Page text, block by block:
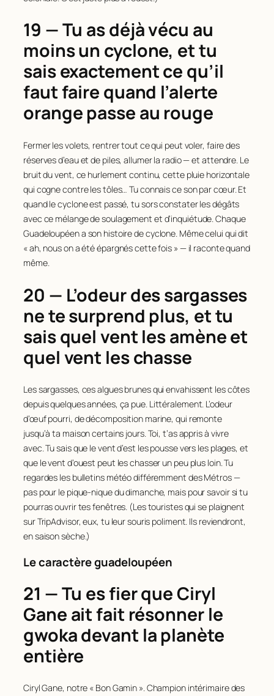
19 — Tu as déjà vécu au
moins un cyclone, et tu
sais exactement ce qu’il
faut faire quand l’alerte
orange passe au rouge
Fermer les volets, rentrer tout ce qui peut voler, faire des
réserves d’eau et de piles, allumer la radio — et attendre. Le
bruit du vent, ce hurlement continu, cette pluie horizontale
qui cogne contre les tôles… Tu connais ce son par cœur. Et
quand le cyclone est passé, tu sors constater les dégâts
avec ce mélange de soulagement et d’inquiétude. Chaque
Guadeloupéen a son histoire de cyclone. Même celui qui dit
« ah, nous on a été épargnés cette fois » — il raconte quand
même.
20 — L’odeur des sargasses
ne te surprend plus, et tu
sais quel vent les amène et
quel vent les chasse
Les sargasses, ces algues brunes qui envahissent les côtes
depuis quelques années, ça pue. Littéralement. L’odeur
d’œuf pourri, de décomposition marine, qui remonte
jusqu’à ta maison certains jours. Toi, t’as appris à vivre
avec. Tu sais que le vent d’est les pousse vers les plages, et
que le vent d’ouest peut les chasser un peu plus loin. Tu
regardes les bulletins météo différemment des Métros —
pas pour le pique-nique du dimanche, mais pour savoir si tu
pourras ouvrir tes fenêtres. (Les touristes qui se plaignent
sur TripAdvisor, eux, tu leur souris poliment. Ils reviendront,
en saison sèche.)
Le caractère guadeloupéen
21 — Tu es fier que Ciryl
Gane ait fait résonner le
gwoka devant la planète
entière
Ciryl Gane, notre « Bon Gamin ». Champion intérimaire des